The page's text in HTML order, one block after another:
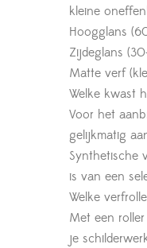
kleine
Hoogglans
Zijdeglans
Matte verf
Welke kwast
Voor het
gelijkmatig
Synthetische
is van een
Welke
Met een
je